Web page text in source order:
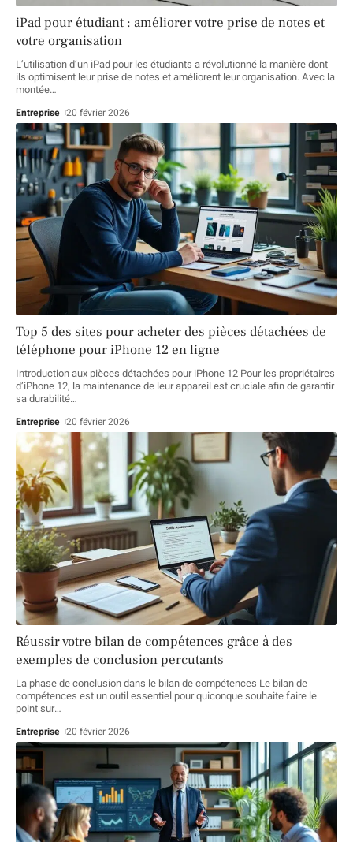
iPad pour étudiant : améliorer votre prise de notes et
votre organisation
L’utilisation d’un iPad pour les étudiants a révolutionné la manière dont
ils optimisent leur prise de notes et améliorent leur organisation. Avec la
montée…
Entreprise 20 février 2026
Top 5 des sites pour acheter des pièces détachées de
téléphone pour iPhone 12 en ligne
Introduction aux pièces détachées pour iPhone 12 Pour les propriétaires
d’iPhone 12, la maintenance de leur appareil est cruciale afin de garantir
sa durabilité…
Entreprise 20 février 2026
Réussir votre bilan de compétences grâce à des
exemples de conclusion percutants
La phase de conclusion dans le bilan de compétences Le bilan de
compétences est un outil essentiel pour quiconque souhaite faire le
point sur…
Entreprise 20 février 2026